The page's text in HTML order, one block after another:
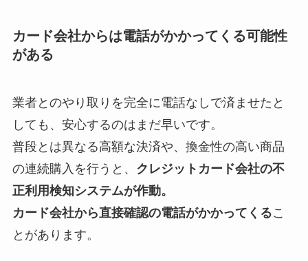
Collins site combines bilingual dictionaries,
example sentences and corpus-based frequency to
idiomatic alternatives. For quick conversions
between languages, an accessibleonline translator
can save time while offering usage notes and audio
pronunciations that illustrate real speech patterns.
Az online játékpiacon a belépési küszöbök
folyamatosan változnak, és ez különösen fontos
azoknak, akik óvatosan szeretnék kezelni a
Das Spielprinzip vonchicken road
einfache Steuerung mit steigender
Herausforderung und spricht damit vor allem
Wer die Regeln und Auszahlungsquoten verstehen
möchte, findet beiblackjack gratiseine
unkomplizierte Möglichkeit, das Spiel ohne Einsatz
The underwater slot gameRazor Shark
bright marine imagery with a simple bonus-driven
structure that keeps the pace steady.
HraChicken Roadstaví na jednoduchém principu
postupného zvyšování sázky a pečlivého
načasování rozhodnutí.
Das ägyptisch inspirierte Automatenspiel
Ra
verbindet klassische Walzenmechanik mit
einem klaren Abenteuer-Motiv und bleibt damit ein
W analizie rynku gier online
można traktować jako przykład platformy łączącej
rozrywkę z przejrzystą prezentacją zasad i oferty.
Η σύγχρονη αγορά διαδικτυακής ψυχαγωγίας, με
παραδείγματα όπως τοSlotsHub, δείχνει πώς η
τεχνολογία διαμορφώνει πιο οργανωμένες και
onlinepowinno łączyć przejrzyste zasady, szybkie
Writers, students and travellers benefit from
カード会社からは電話がかかってくる可能性
がある
業者とのやり取りを完全に電話なしで済ませたと
しても、安心するのはまだ早いです。
普段とは異なる高額な決済や、換金性の高い商品
の連続購入を行うと、 クレジットカード会社の不
正利用検知システムが作動。
カード会社から直接確認の電話がかかってくるこ
とがあります。